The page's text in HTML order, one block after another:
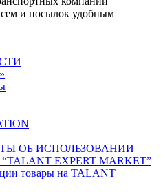
и посылок удобным
ОБ ИСПОЛЬЗОВАНИИ
EXPERT MARKET”
товары на TALANT